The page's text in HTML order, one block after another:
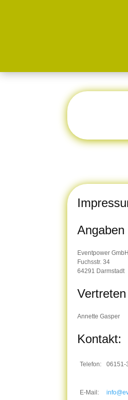
Eventpower GmbH
Fuchsstr. 34
64291 Darmstadt
Annette Gasper
Kontakt:
Telefon: 06151-
E-Mail: